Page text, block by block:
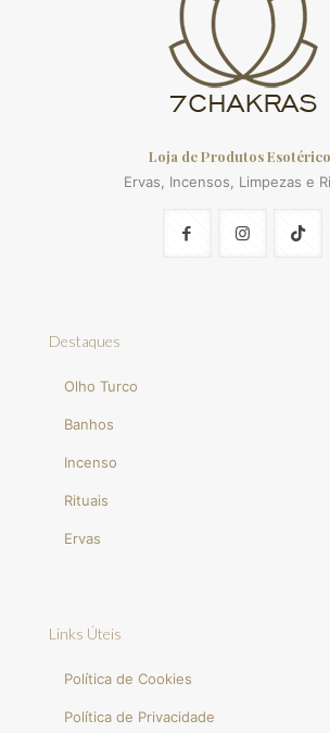
Loja de Produtos
Ervas, Incensos, Limpezas e
Destaques
Olho Turco
Banhos
Incenso
Rituais
Ervas
Links Úteis
Política de Cookies
Política de Privacidade